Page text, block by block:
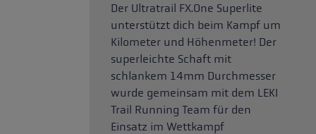
Der Ultratrail FX.One Superlite
unterstützt dich beim Kampf um
Kilometer und Höhenmeter! Der
superleichte Schaft mit
schlankem 14mm Durchmesser
wurde gemeinsam mit dem LEKI
Trail Running Team für den
Einsatz im Wettkampf